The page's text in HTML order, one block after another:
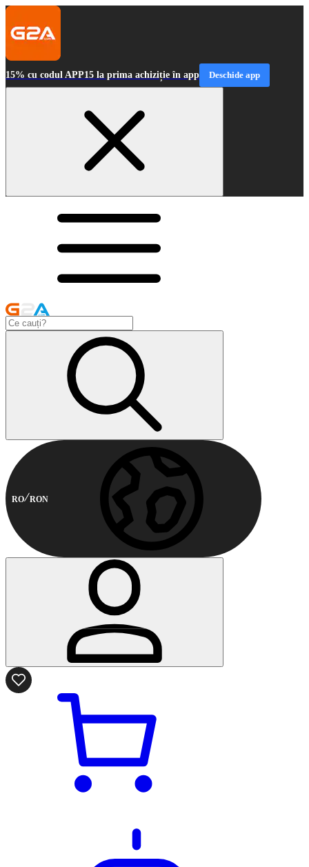
15% cu codul APP15 la prima achiziție în app Deschide app
RO RON